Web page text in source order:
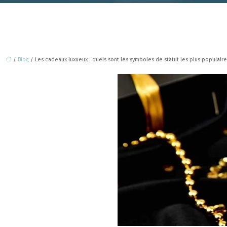
/ Blog / Les cadeaux luxueux : quels sont les symboles de statut les plus